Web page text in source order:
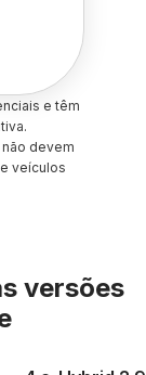
e têm
devem
veículos
versões